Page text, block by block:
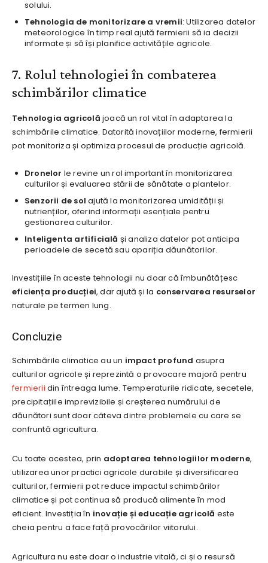
solului.
Tehnologia de monitorizare a vremii: Utilizarea datelor
meteorologice în timp real ajută fermierii să ia decizii
informate și să își planifice activitățile agricole.
7. Rolul tehnologiei în combaterea
schimbărilor climatice
Tehnologia agricolă joacă un rol vital în adaptarea la
schimbările climatice. Datorită inovațiilor moderne, fermierii
pot monitoriza și optimiza procesul de producție agricolă.
Dronelor le revine un rol important în monitorizarea
culturilor și evaluarea stării de sănătate a plantelor.
Senzorii de sol ajută la monitorizarea umidității și
nutrienților, oferind informații esențiale pentru
gestionarea culturilor.
Inteligenta artificială și analiza datelor pot anticipa
perioadele de secetă sau apariția dăunătorilor.
Investițiile în aceste tehnologii nu doar că îmbunătățesc
eficiența producției, dar ajută și la conservarea resurselor
naturale pe termen lung.
Concluzie
Schimbările climatice au un impact profund asupra
culturilor agricole și reprezintă o provocare majoră pentru
fermierii din întreaga lume. Temperaturile ridicate, secetele,
precipitațiile imprevizibile și creșterea numărului de
dăunători sunt doar câteva dintre problemele cu care se
confruntă agricultura.
Cu toate acestea, prin adoptarea tehnologiilor moderne,
utilizarea unor practici agricole durabile și diversificarea
culturilor, fermierii pot reduce impactul schimbărilor
climatice și pot continua să producă alimente în mod
eficient. Investiția în inovație și educație agricolă este
cheia pentru a face față provocărilor viitorului.
Agricultura nu este doar o industrie vitală, ci și o resursă